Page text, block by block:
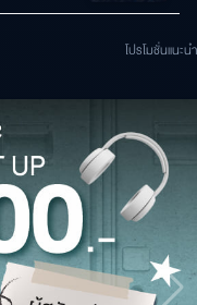
โปรโมชั่นแนะนํา